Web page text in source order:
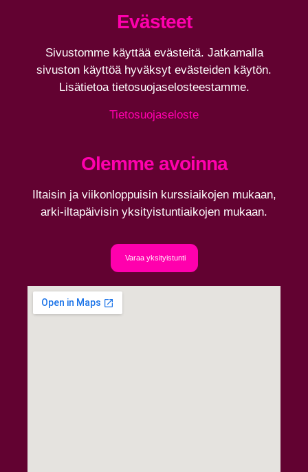
Evästeet
Sivustomme käyttää evästeitä. Jatkamalla
sivuston käyttöä hyväksyt evästeiden käytön.
Lisätietoa tietosuojaselosteestamme.
Tietosuojaseloste
Olemme avoinna
Iltaisin ja viikonloppuisin kurssiaikojen mukaan,
arki-iltapäivisin yksityistuntiaikojen mukaan.
Varaa yksityistunti